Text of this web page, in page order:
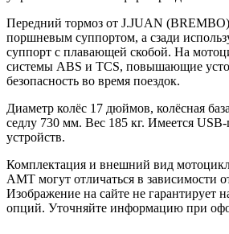
Передний тормоз от J.JUAN
поршневым суппортом, а сзади
суппорт с плавающей скобой. На
системы ABS и TCS, повышающие
безопасность во время поездок.
Диаметр колёс 17 дюймов, колёсная
седлу 730 мм. Вес 185 кг. Имеется USB-
устройств.
Комплектация и внешний вид
AMT могут отличаться в зависимости
Изображение на сайте не гарантирует
опций. Уточняйте информацию при